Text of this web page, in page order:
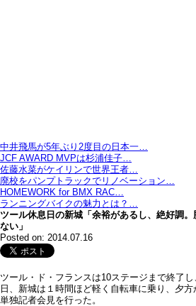
中井飛馬が5年ぶり2度目の日本一…
JCF AWARD MVPは杉浦佳子…
佐藤水菜がケイリンで世界王者…
廃校をパンプトラックでリノベーション…
HOMEWORK for BMX RAC…
ランニングバイクの魅力とは？…
ツール休息日の新城「余裕があるし、絶好調
ない」
Posted on: 2014.07.16
ツール・ド・フランスは10ステージまで終了
日、新城は１時間ほど軽く自転車に乗り、夕方
単独記者会見を行った。